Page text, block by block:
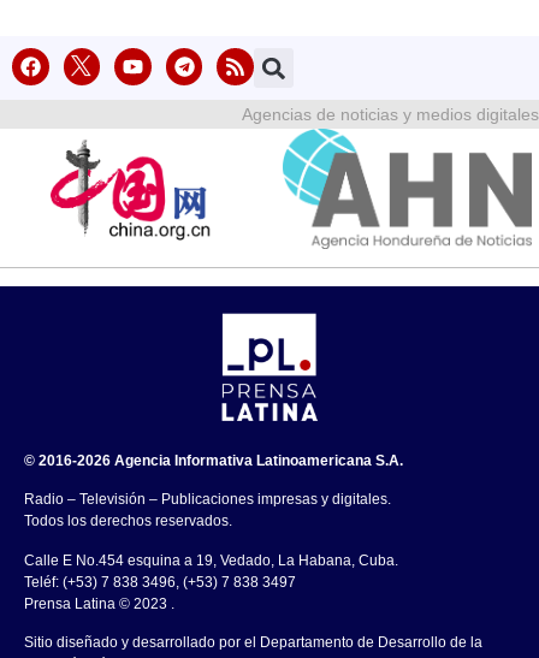
Agencias de noticias y medios digitales
© 2016-2026 Agencia Informativa Latinoamericana S.A.
Radio – Televisión – Publicaciones impresas y digitales.
Todos los derechos reservados.
Calle E No.454 esquina a 19, Vedado, La Habana, Cuba.
Teléf: (+53) 7 838 3496, (+53) 7 838 3497
Prensa Latina © 2023 .
Sitio diseñado y desarrollado por el Departamento de Desarrollo de la